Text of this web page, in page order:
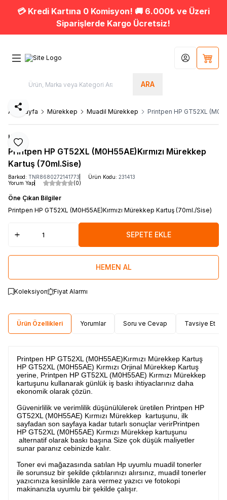
💳 Kredi Kartına 0 Komisyon! 🚚 6.000₺ ve Üzeri
Siparişlerde Kargo Ücretsiz!
ARA
Hesabım
Ana Sayfa Mürekkep Muadil Mürekkep Printpen HP GT52XL
Favoriye Ekle
Paylaş
HP
Printpen HP GT52XL (M0H55AE)Kırmızı Mürekkep
Kartuş (70ml.Sise)
Barkod: TNR8680272141773 Ürün Kodu: 231413
Yorum Yap
(0)
Öne Çıkan Bilgiler
Printpen HP GT52XL (M0H55AE)Kırmızı Mürekkep Kartuş (70ml./Sise)
SEPETE EKLE
HEMEN AL
Koleksiyon Fiyat Alarmı
Ürün Özellikleri Yorumlar Soru ve Cevap Tavsiye Et
Printpen HP GT52XL (M0H55AE)Kırmızı Mürekkep Kartuş
HP GT52XL (M0H55AE) Kırmızı Orjinal Mürekkep Kartuş
yerine, Printpen HP GT52XL (M0H55AE) Kırmızı Mürekkep
kartuşunu kullanarak günlük iş baskı ihtiyaclarınız daha
ekonomik olarak çözün.
Güvenirlilik ve verimlilik düşünülülerek üretilen Printpen HP
GT52XL (M0H55AE) Kırmızı Mürekkep kartuşunu, ilk
sayfadan son sayfaya kadar tutarlı sonuçlar verirPrintpen
HP GT52XL (M0H55AE) Kırmızı Mürekkep kartuşunu
alternatif olarak baskı başına Size çok düşük maliyetler
sunar paranız cebinizde kalır.
Toner evi mağazasında satılan Hp uyumlu muadil tonerler
ile sorunsuz bir şekilde çıktılarınızı alırsınız, muadil tonerler
yazıcınıza kesinlikle zara vermez yazıcı ve fotokopi
makinanızla uyumlu bir şekilde çalışır.